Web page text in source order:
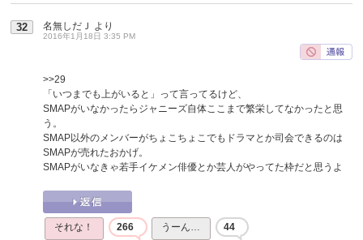
32 名無しだＪ より
2016年1月18日 3:35 PM
>>29
「いつまでも上がいると」って言ってるけど、
SMAPがいなかったらジャニーズ自体ここまで繁栄してなかったと思
う。
SMAP以外のメンバーがちょこちょこでもドラマとか司会できるのは
SMAPが売れたおかげ。
SMAPがいなきゃ若手イケメン俳優とか芸人がやってた枠だと思うよ
それな！ 266 うーん… 44